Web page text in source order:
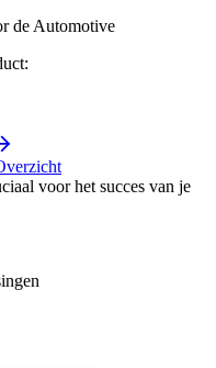
de Automotive
voor het succes van je